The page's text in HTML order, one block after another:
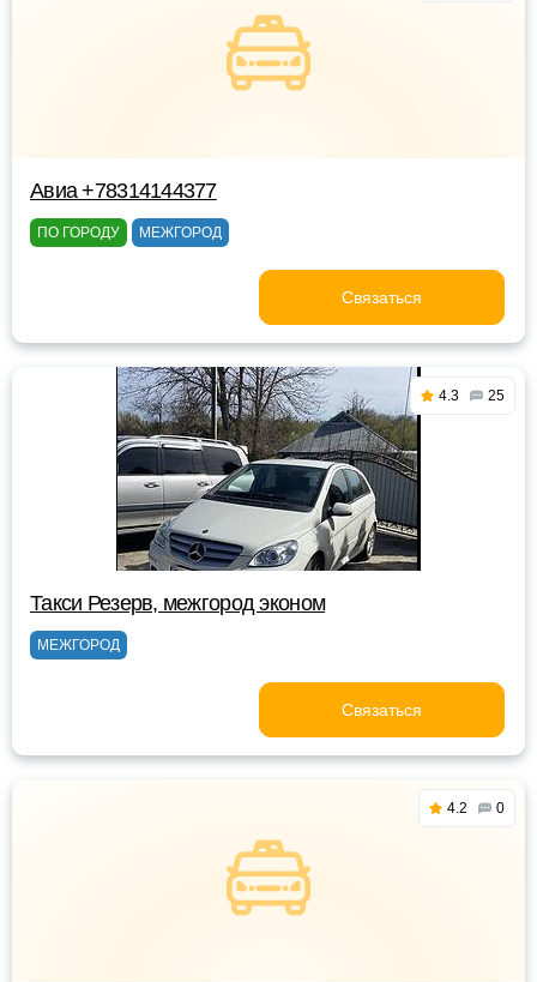
Авиа +78314144377
ПО ГОРОДУ МЕЖГОРОД
Связаться
4.3 25
Такси Резерв, межгород эконом
МЕЖГОРОД
Связаться
4.2 0